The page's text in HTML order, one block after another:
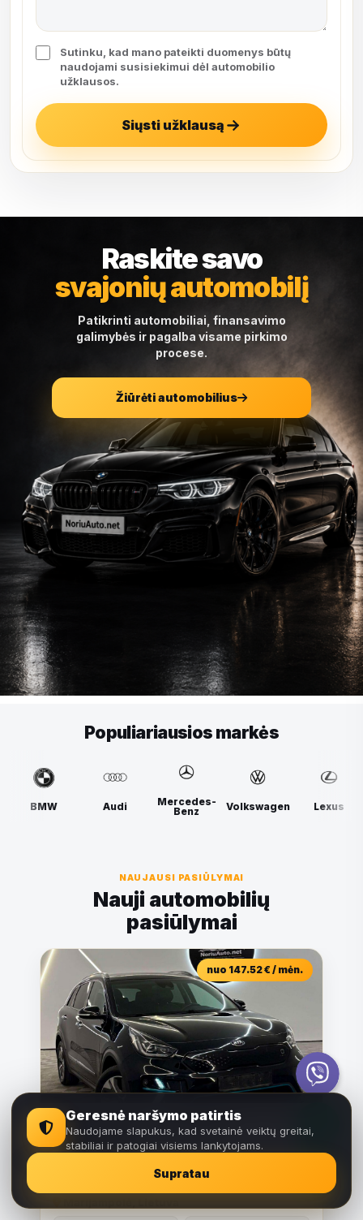
Sutinku, kad mano pateikti duomenys būtų
naudojami susisiekimui dėl automobilio
užklausos.
Siųsti užklausą
Raskite savo
svajonių automobilį
Patikrinti automobiliai, finansavimo
galimybės ir pagalba visame pirkimo
procese.
Žiūrėti automobilius
Populiariausios markės
Mercedes-
Volkswagen Lexus BMW
NAUJAUSI PASIŪLYMAI
Nauji automobilių
pasiūlymai
nuo 147.52 € / mėn.
Kia Niro 0.0 l., visureigis /
krosoveris
Geresnė naršymo patirtis
Naudojame slapukus, kad svetainė veiktų greitai,
stabiliai ir patogiai visiems lankytojams.
Supratau
Viber
Telefonas
WhatsApp